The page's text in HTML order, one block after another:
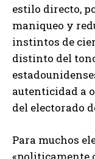
estilo directo,
maniqueo y
instintos de
distinto del
autenticidad a
del electorado
Para muchos
«politicamente